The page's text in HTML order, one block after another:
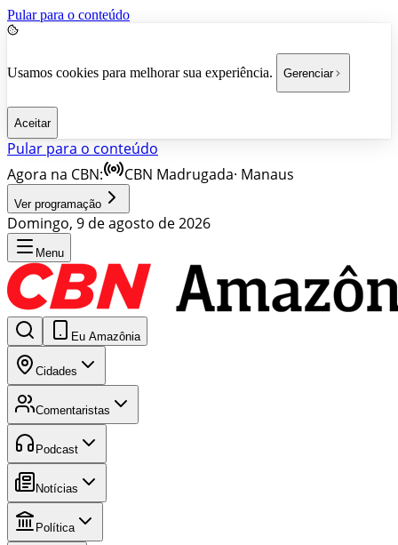
Pular para o conteúdo
Usamos cookies para melhorar sua experiência. Gerenciar
Aceitar
Pular para o conteúdo
Agora na CBN:
CBN Madrugada· Manaus
Ver programação
Domingo, 9 de agosto de 2026
Menu
Eu Amazônia
Cidades
Comentaristas
Podcast
Notícias
Política